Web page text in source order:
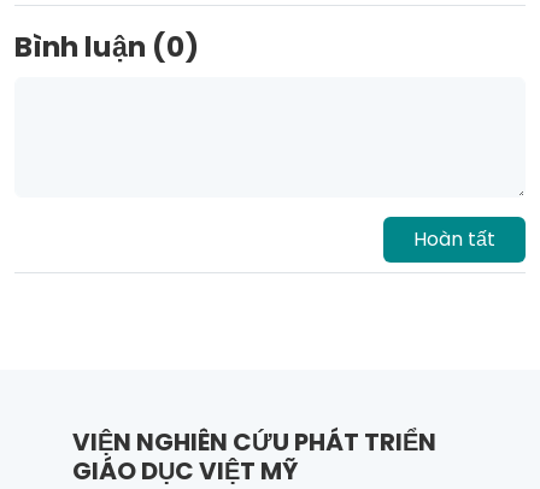
Bình luận (0)
Hoàn tất
VIỆN NGHIÊN CỨU PHÁT TRIỂN
GIÁO DỤC VIỆT MỸ